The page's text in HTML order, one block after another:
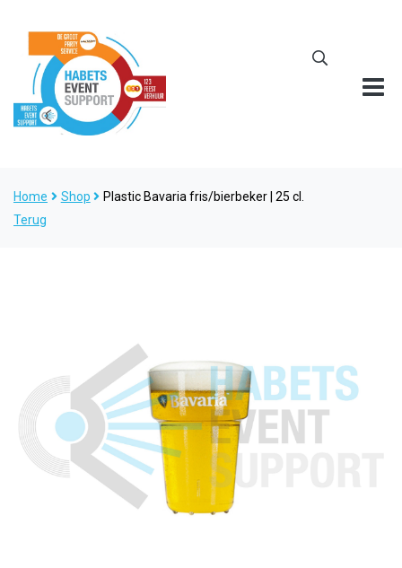
Home Shop
Plastic Bavaria fris/bierbeker | 25 cl.
Terug